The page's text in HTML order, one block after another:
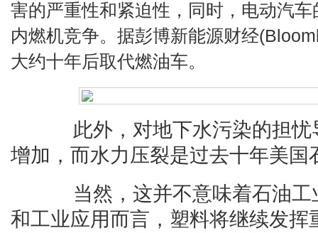
害的严重性和紧迫性，同时，电动汽
内燃机竞争。据彭博新能源财经
大约十年后取代燃油车。
此外，对地下水污染的担忧
增加，而水力压裂是过去十年美
当然，这并不意味着石油工
和工业应用而言，塑料将继续发